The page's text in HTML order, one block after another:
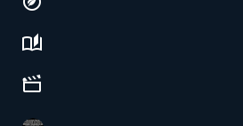
Economy, environment & technology
Science, history & spirituality
Culture, media & entertainment